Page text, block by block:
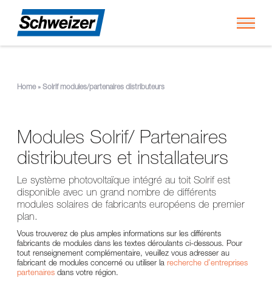
Home» Solrif modules/partenaires distributeurs
Modules Solrif/ Partenaires
distributeurs et installateurs
Le système photovoltaïque intégré au toit Solrif est
disponible avec un grand nombre de différents
modules solaires de fabricants européens de premier
plan.
Vous trouverez de plus amples informations sur les différents
fabricants de modules dans les textes déroulants ci-dessous. Pour
tout renseignement complémentaire, veuillez vous adresser au
fabricant de modules concerné ou utiliser la recherche d’entreprises
partenaires dans votre région.